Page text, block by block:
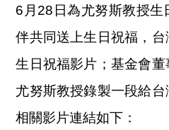
6月28日為尤努斯教授生
伴共同送上生日祝福，
生日祝福影片；基金會
尤努斯教授錄製一段給台
相關影片連結如下：